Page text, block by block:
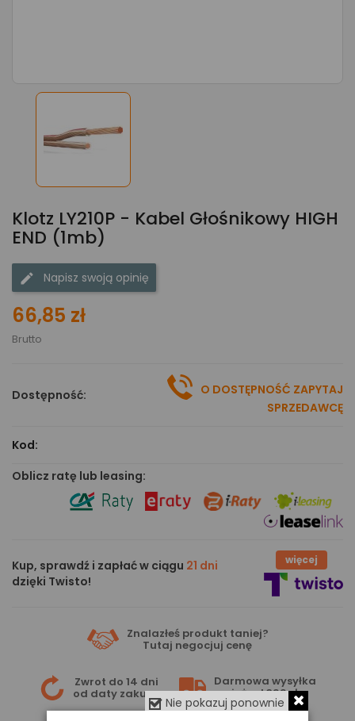
Klotz LY210P - Kabel Głośnikowy HIGH
END (1mb)
Napisz swoją opinię
66,85 zł
Brutto
Dostępność:
O DOSTĘPNOŚĆ ZAPYTAJ
SPRZEDAWCĘ
Kod:
Oblicz ratę lub leasing:
Kup, sprawdź i zapłać w ciągu 21 dni
dzięki Twisto!
więcej
Znalazłeś produkt taniej?
Tutaj negocjuj cenę
Zwrot do 14 dni
od daty zakupu
Darmowa wysyłka
już od 399 zł
Nie pokazuj ponownie